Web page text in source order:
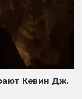
Кевин Дж.